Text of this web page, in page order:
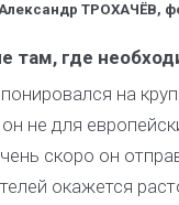
ТРОХАЧЁВ,
там, где
на
не для
скоро он
окажется